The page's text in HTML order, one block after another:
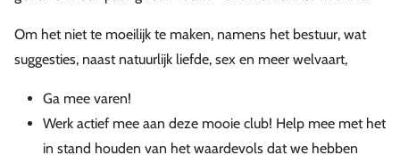
Om het niet te moeilijk te maken, namens het bestuur, wat
suggesties, naast natuurlijk liefde, sex en meer welvaart,
Ga mee varen!
Werk actief mee aan deze mooie club! Help mee met het
in stand houden van het waardevols dat we hebben